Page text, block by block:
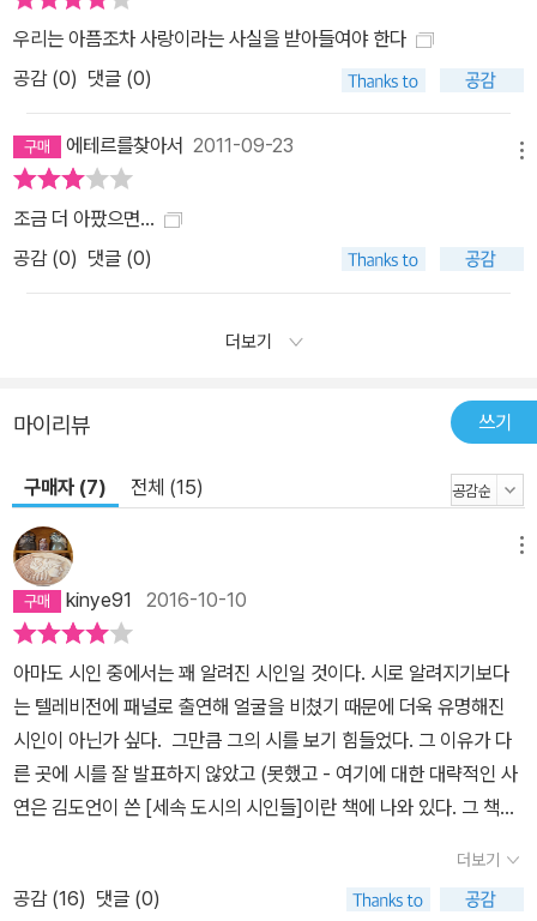
우리는 아픔조차 사랑이라는 사실을 받아들여야 한다
공감 (0) 댓글 (0)
에테르를찾아서 2011-09-23
조금 더 아팠으면...
공감 (0) 댓글 (0)
더보기
마이리뷰 쓰기
구매자 (7) 전체 (15)
kinye91 2016-10-10
아마도 시인 중에서는 꽤 알려진 시인일 것이다. 시로 알려지기보다
는 텔레비전에 패널로 출연해 얼굴을 비쳤기 때문에 더욱 유명해진
시인이 아닌가 싶다. 그만큼 그의 시를 보기 힘들었다. 그 이유가 다
른 곳에 시를 잘 발표하지 않았고 (못했고 - 여기에 대한 대략적인 사
연은 김도언이 쓴 [세속 도시의 시인들]이란 책에 나와 있다. 그 책에
기 때문이다. 텔레비전에서 시인이라고 나오는 그를 보면서 도대체
무슨 시를 썼을까 하다가 김도언의 책을 읽었고, 어려서부터 시로 촉
더보기
공감 (16) 댓글 (0)